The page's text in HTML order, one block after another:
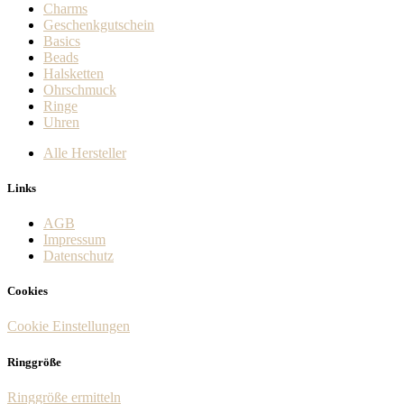
Charms
Geschenkgutschein
Basics
Beads
Halsketten
Ohrschmuck
Ringe
Uhren
Alle Hersteller
Links
AGB
Impressum
Datenschutz
Cookies
Cookie Einstellungen
Ringgröße
Ringgröße ermitteln